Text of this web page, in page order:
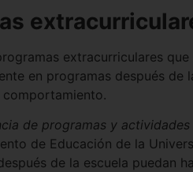
extracurriculares
en programas después
de programas y
de Educación de la
de la escuela puedan